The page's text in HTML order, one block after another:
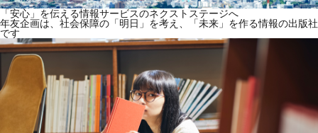
「安心」を伝える情報サービスのネクストステージへ
年友企画は、社会保障の「明日」を考え、「未来」を作る情報の出版社
です